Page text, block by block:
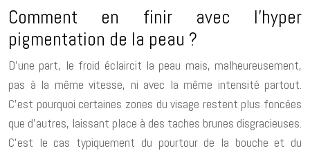
Comment en finir avec l’hyper
pigmentation de la peau ?
D’une part, le froid éclaircit la peau mais, malheureusement,
pas à la même vitesse, ni avec la même intensité partout.
C’est pourquoi certaines zones du visage restent plus foncées
que d’autres, laissant place à des taches brunes disgracieuses.
C’est le cas typiquement du pourtour de la bouche et du